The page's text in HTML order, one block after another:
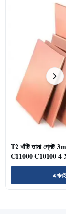
T2 খাঁটি তামা প্লেট
C11000 C10100 4